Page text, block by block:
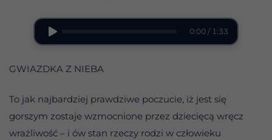
0:00 / 1:33
GWIAZDKA Z NIEBA
To jak najbardziej prawdziwe poczucie, iż jest się
gorszym zostaje wzmocnione przez dziecięcą wręcz
wrażliwość – i ów stan rzeczy rodzi w człowieku